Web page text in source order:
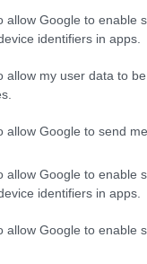
allow Google to enable
identifiers in apps.
allow my user data to
allow Google to send
allow Google to enable
identifiers in apps.
allow Google to enable
un weekend
provare fanghi,
minuti dal
Terme:
città termali che
Pugliano, è